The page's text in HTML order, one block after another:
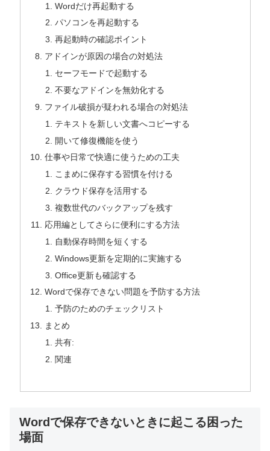
Wordだけ再起動する
パソコンを再起動する
再起動時の確認ポイント
アドインが原因の場合の対処法
セーフモードで起動する
不要なアドインを無効化する
ファイル破損が疑われる場合の対処法
テキストを新しい文書へコピーする
開いて修復機能を使う
仕事や日常で快適に使うための工夫
こまめに保存する習慣を付ける
クラウド保存を活用する
複数世代のバックアップを残す
応用編としてさらに便利にする方法
自動保存時間を短くする
Windows更新を定期的に実施する
Office更新も確認する
Wordで保存できない問題を予防する方法
予防のためのチェックリスト
まとめ
共有:
関連
Wordで保存できないときに起こる困った
場面